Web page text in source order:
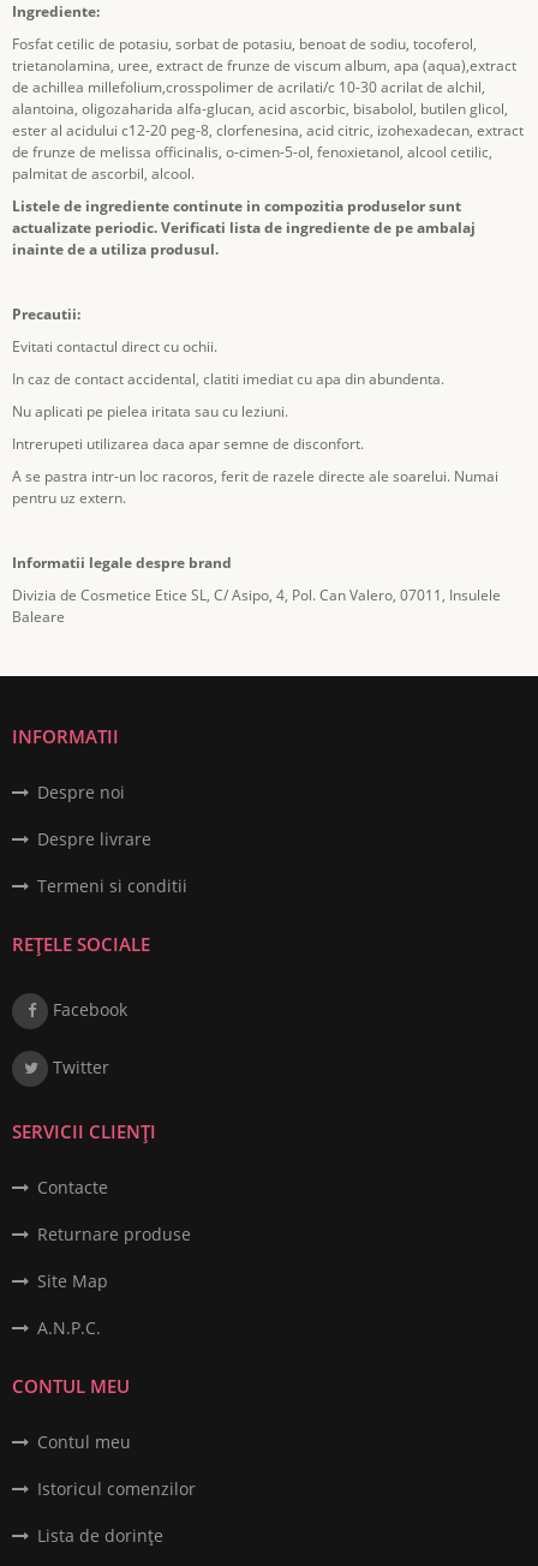
Ingrediente:
Fosfat cetilic de potasiu, sorbat de potasiu, benoat de sodiu, tocoferol,
trietanolamina, uree, extract de frunze de viscum album, apa (aqua),extract
de achillea millefolium,crosspolimer de acrilati/c 10-30 acrilat de alchil,
alantoina, oligozaharida alfa-glucan, acid ascorbic, bisabolol, butilen glicol,
ester al acidului c12-20 peg-8, clorfenesina, acid citric, izohexadecan, extract
de frunze de melissa officinalis, o-cimen-5-ol, fenoxietanol, alcool cetilic,
palmitat de ascorbil, alcool.
Listele de ingrediente continute in compozitia produselor sunt
actualizate periodic. Verificati lista de ingrediente de pe ambalaj
inainte de a utiliza produsul.
Precautii:
Evitati contactul direct cu ochii.
In caz de contact accidental, clatiti imediat cu apa din abundenta.
Nu aplicati pe pielea iritata sau cu leziuni.
Intrerupeti utilizarea daca apar semne de disconfort.
A se pastra intr-un loc racoros, ferit de razele directe ale soarelui. Numai
pentru uz extern.
Informatii legale despre brand
Divizia de Cosmetice Etice SL, C/ Asipo, 4, Pol. Can Valero, 07011, Insulele
Baleare
INFORMATII
Despre noi
Despre livrare
Termeni si conditii
REȚELE SOCIALE
Facebook
Twitter
SERVICII CLIENȚI
Contacte
Returnare produse
Site Map
A.N.P.C.
CONTUL MEU
Contul meu
Istoricul comenzilor
Lista de dorințe